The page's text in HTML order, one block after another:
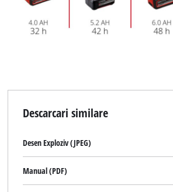
Descarcari similare
Desen Exploziv (JPEG)
Manual (PDF)